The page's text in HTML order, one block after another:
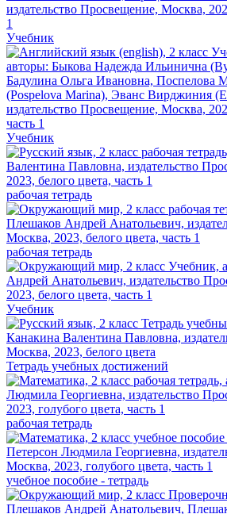
Учебник
Учебник
рабочая тетрадь
рабочая тетрадь
Учебник
Тетрадь учебных достижений
рабочая тетрадь
учебное пособие - тетрадь